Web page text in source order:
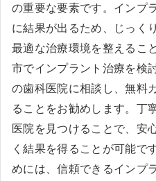
の重要な要素です。インプ
に結果が出るため、じっく
最適な治療環境を整えるこ
市でインプラント治療を検
の歯科医院に相談し、無料
ることをお勧めします。丁
医院を見つけることで、安
く結果を得ることが可能で
めには、信頼できるインプ